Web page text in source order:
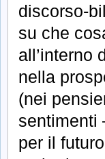
discorso-
su che
all’interno
nella
(nei
sentimenti
per il